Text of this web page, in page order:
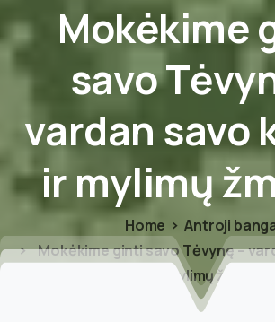
Mokėkime
savo
vardan savo
ir mylimų
Home
Antroji
Mokėkime ginti savo Tėvynę –
ir mylimų žmonių